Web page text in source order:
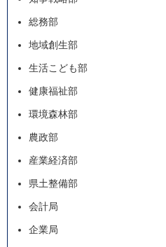
総務部
地域創生部
生活こども部
健康福祉部
環境森林部
農政部
産業経済部
県土整備部
会計局
企業局